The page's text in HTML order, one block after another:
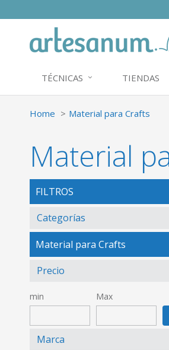
TÉCNICAS TIENDAS
Home Material para Crafts
Material
FILTROS
Categorías
Material para Crafts
Precio
min Max
Marca